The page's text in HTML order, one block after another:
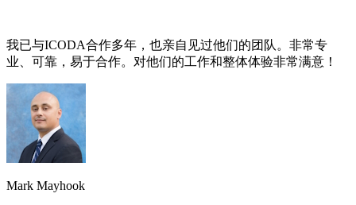
我已与ICODA合作多年，也亲自见过他们的团队。非常专
业、可靠，易于合作。对他们的工作和整体体验非常满意！
Mark Mayhook